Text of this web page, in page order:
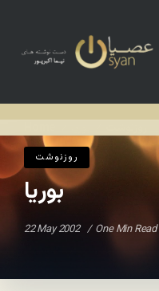
روزنوشت
بوریا
22 May 2002 One Min Read